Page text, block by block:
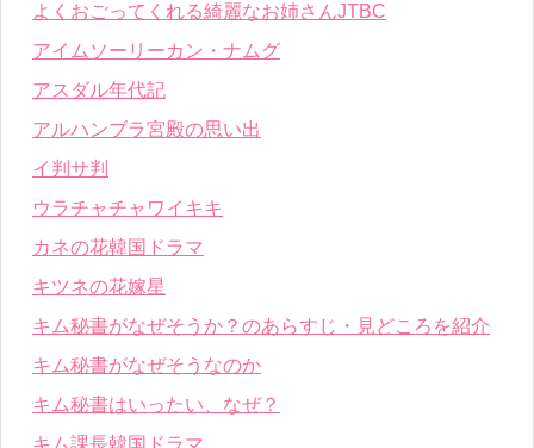
よくおごってくれる綺麗なお姉さんJTBC
アイムソーリーカン・ナムグ
アスダル年代記
アルハンブラ宮殿の思い出
イ判サ判
ウラチャチャワイキキ
カネの花韓国ドラマ
キツネの花嫁星
キム秘書がなぜそうか？のあらすじ・見どころを紹介
キム秘書がなぜそうなのか
キム秘書はいったい、なぜ？